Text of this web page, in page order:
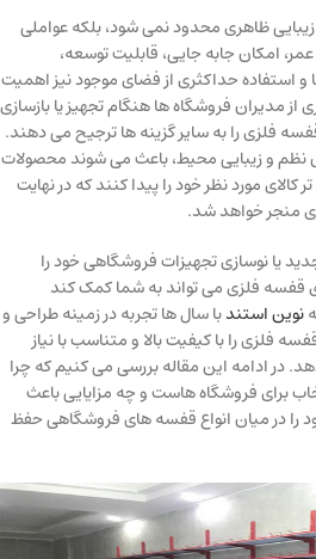
ظاهری محدود نمی شود، بلکه عواملی
امکان جابه جایی، قابلیت توسعه،
استفاده حداکثری از فضای موجود نیز اهمیت
مدیران فروشگاه ها هنگام تجهیز یا بازسازی
فلزی را به سایر گزینه ها ترجیح می دهند.
نظم و زیبایی محیط، باعث می شوند محصولات
مورد نظر خود را پیدا کنند که در نهایت
منجر خواهد شد.
یا نوسازی تجهیزات فروشگاهی خود را
قفسه فلزی می تواند به شما کمک کند
نوین استندبا سال ها تجربه در زمینه طراحی و
فلزی را با کیفیت بالا و متناسب با نیاز
در ادامه این مقاله بررسی می کنیم که چرا
برای فروشگاه هاست و چه مزایایی باعث
را در میان انواع قفسه های فروشگاهی حفظ